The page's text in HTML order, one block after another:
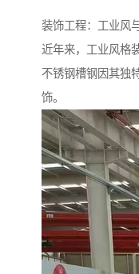
装饰工程：工业风
近年来，工业风格
不锈钢槽钢因其独
饰。